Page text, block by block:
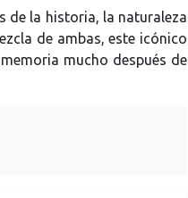
de la historia, la naturaleza
de ambas, este icónico
mucho después de